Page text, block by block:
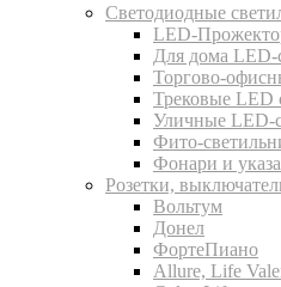
Светодиодные
LED-
Для дома LED-
Торгово-
Трековые LED
Уличные LED-
Фито-
Фонари и
Розетки,
Вольтум
Донел
ФортеПиано
Allure, Life